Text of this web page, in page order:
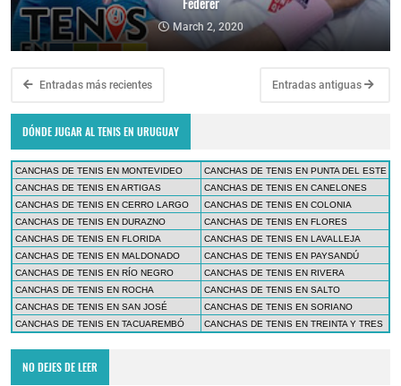
March 2, 2020
Entradas más recientes Entradas antiguas
DÓNDE JUGAR AL TENIS EN URUGUAY
CANCHAS DE TENIS EN MONTEVIDEO
CANCHAS DE TENIS EN PUNTA DEL ESTE
CANCHAS DE TENIS EN ARTIGAS
CANCHAS DE TENIS EN CANELONES
CANCHAS DE TENIS EN CERRO LARGO
CANCHAS DE TENIS EN COLONIA
CANCHAS DE TENIS EN DURAZNO
CANCHAS DE TENIS EN FLORES
CANCHAS DE TENIS EN FLORIDA
CANCHAS DE TENIS EN LAVALLEJA
CANCHAS DE TENIS EN MALDONADO
CANCHAS DE TENIS EN PAYSANDÚ
CANCHAS DE TENIS EN RÍO NEGRO
CANCHAS DE TENIS EN RIVERA
CANCHAS DE TENIS EN ROCHA
CANCHAS DE TENIS EN SALTO
CANCHAS DE TENIS EN SAN JOSÉ
CANCHAS DE TENIS EN SORIANO
CANCHAS DE TENIS EN TACUAREMBÓ
CANCHAS DE TENIS EN TREINTA Y TRES
NO DEJES DE LEER